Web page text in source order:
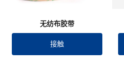
无纺布胶带
接触